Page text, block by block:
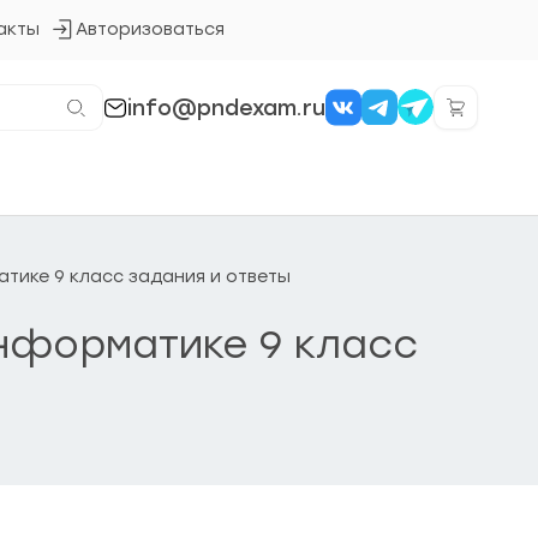
Авторизоваться
Кнопка
info@pndexam.ru
9 класс задания и ответы
9 класс